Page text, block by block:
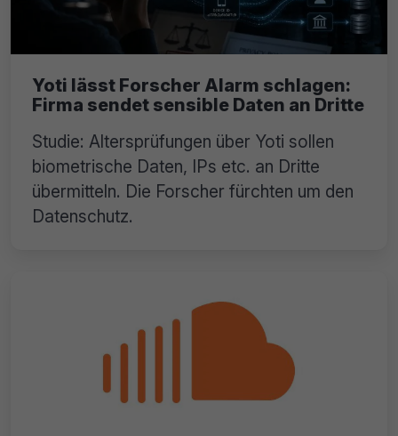
Yoti lässt Forscher Alarm schlagen:
Firma sendet sensible Daten an Dritte
Studie: Altersprüfungen über Yoti sollen
biometrische Daten, IPs etc. an Dritte
übermitteln. Die Forscher fürchten um den
Datenschutz.